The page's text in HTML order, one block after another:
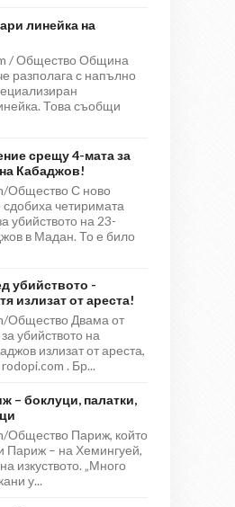
линейка на
/ Общество Община
разполага с напълно
Това съобщи
срещу 4-мата за
Кабаджов!
Общество С ново
четиримата
убийството на 23-
в Мадан. То е било
убийството -
излизат от ареста!
Общество Двама от
убийството на
излизат от ареста,
. Бр...
– боклуци, палатки,
Общество Париж, който
Париж – на Хемингуей,
изкуството. „Много
у...